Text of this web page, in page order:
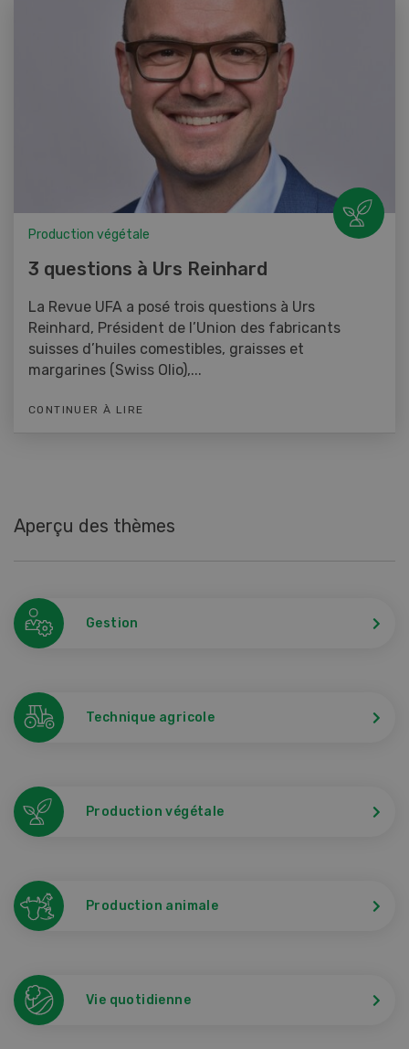
Production végétale
3 questions à Urs Reinhard
La Revue UFA a posé trois questions à Urs
Reinhard, Président de l’Union des fabricants
suisses d’huiles comestibles, graisses et
margarines (Swiss Olio),...
CONTINUER À LIRE
Aperçu des thèmes
Gestion
Technique agricole
Production végétale
Production animale
Vie quotidienne